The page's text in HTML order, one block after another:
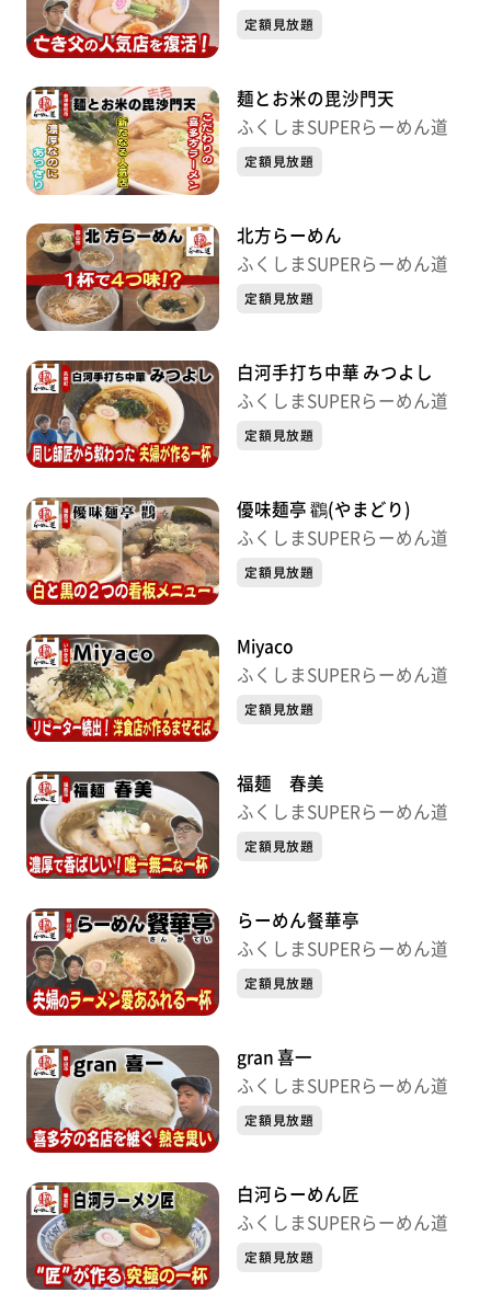
定額見放題
麺とお米の毘沙門天
ふくしまSUPERらーめん道
定額見放題
北方らーめん
ふくしまSUPERらーめん道
定額見放題
白河手打ち中華 みつよし
ふくしまSUPERらーめん道
定額見放題
優味麺亭 鸐(やまどり)
ふくしまSUPERらーめん道
定額見放題
Miyaco
ふくしまSUPERらーめん道
定額見放題
福麺 春美
ふくしまSUPERらーめん道
定額見放題
らーめん餐華亭
ふくしまSUPERらーめん道
定額見放題
gran 喜一
ふくしまSUPERらーめん道
定額見放題
白河らーめん匠
ふくしまSUPERらーめん道
定額見放題